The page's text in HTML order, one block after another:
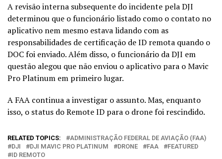
A revisão interna subsequente do incidente pela DJI
determinou que o funcionário listado como o contato no
aplicativo nem mesmo estava lidando com as
responsabilidades de certificação de ID remota quando o
DOC foi enviado. Além disso, o funcionário da DJI em
questão alegou que não enviou o aplicativo para o Mavic
Pro Platinum em primeiro lugar.
A FAA continua a investigar o assunto. Mas, enquanto
isso, o status do Remote ID para o drone foi rescindido.
RELATED TOPICS:
ADMINISTRAÇÃO FEDERAL DE AVIAÇÃO (FAA)
DJI
DJI MAVIC PRO PLATINUM DRONE FAA
FEATURED
ID REMOTO